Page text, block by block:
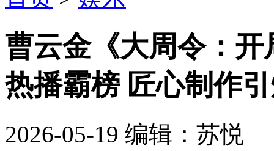
曹云金《大周令：
热播霸榜 匠心制作
2026-05-19 编辑：苏悦